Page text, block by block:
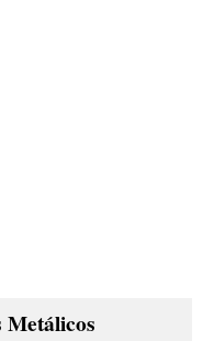
Metálicos